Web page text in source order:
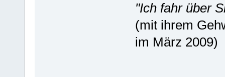
"Ich fahr über
(mit ihrem
im März 2009)